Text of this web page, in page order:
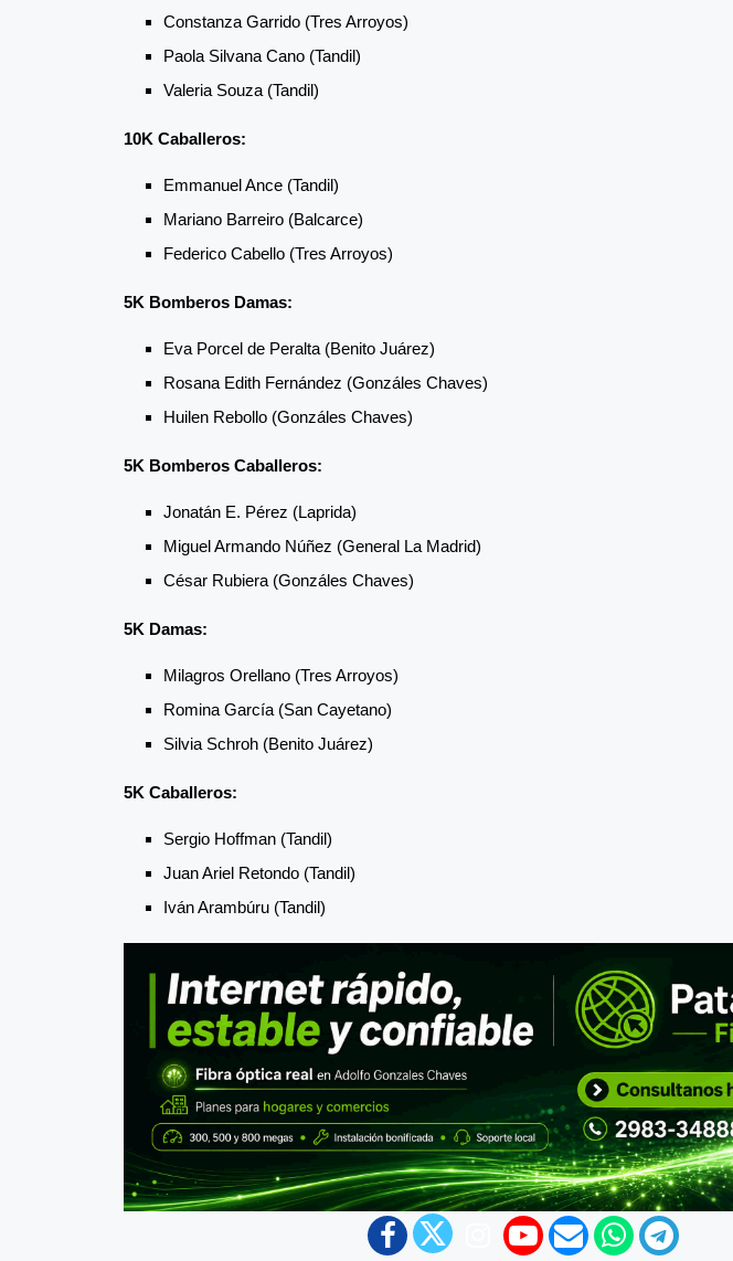
Constanza Garrido (Tres Arroyos)
Paola Silvana Cano (Tandil)
Valeria Souza (Tandil)
10K Caballeros:
Emmanuel Ance (Tandil)
Mariano Barreiro (Balcarce)
Federico Cabello (Tres Arroyos)
5K Bomberos Damas:
Eva Porcel de Peralta (Benito Juárez)
Rosana Edith Fernández (Gonzáles Chaves)
Huilen Rebollo (Gonzáles Chaves)
5K Bomberos Caballeros:
Jonatán E. Pérez (Laprida)
Miguel Armando Núñez (General La Madrid)
César Rubiera (Gonzáles Chaves)
5K Damas:
Milagros Orellano (Tres Arroyos)
Romina García (San Cayetano)
Silvia Schroh (Benito Juárez)
5K Caballeros:
Sergio Hoffman (Tandil)
Juan Ariel Retondo (Tandil)
Iván Arambúru (Tandil)